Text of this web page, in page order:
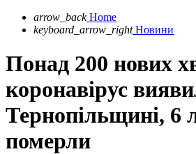
arrow_back Home
keyboard_arrow_right Новини
Понад 200 нових
коронавірус
Тернопільщині, 6
померли